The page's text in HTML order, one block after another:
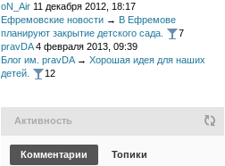
oN_Air 11 декабря 2012, 18:17
Ефремовские новости → В Ефремове
планируют закрытие детского сада.
7
pravDA 4 февраля 2013, 09:39
Блог им. pravDA→ Хорошая идея для наших
детей.
12
Активность
Комментарии Топики